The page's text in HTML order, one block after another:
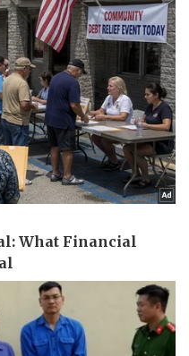
Công nghệ
Sành điệu
Tin Công nghệ
Trải nghiệm
Chuyển đổi số